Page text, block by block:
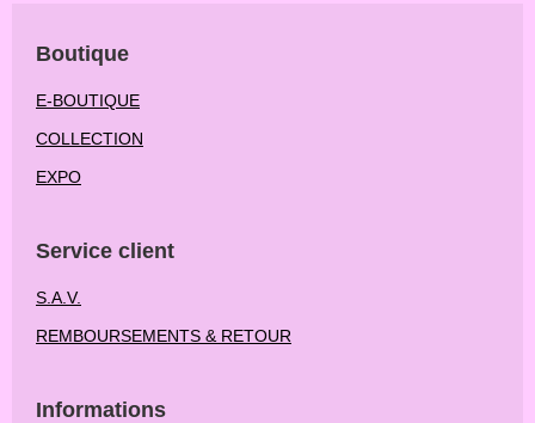
Boutique
E-BOUTIQUE
COLLECTION
EXPO
Service client
S.A.V.
REMBOURSEMENTS & RETOUR
Informations